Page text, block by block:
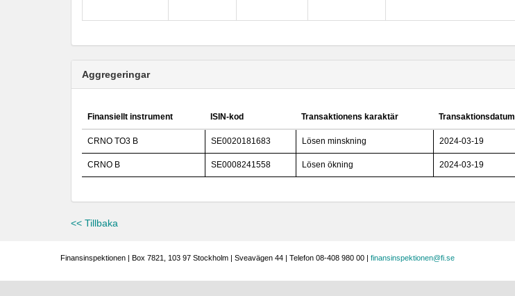
Aggregeringar
Finansiellt instrument ISIN-kod Transaktionens karaktär Transaktionsdatum
CRNO TO3 B SE0020181683 Lösen minskning 2024-03-19
CRNO B SE0008241558 Lösen ökning 2024-03-19
<< Tillbaka
Finansinspektionen | Box 7821, 103 97 Stockholm | Sveavägen 44 | Telefon 08-408 980 00 | finansinspektionen@fi.se